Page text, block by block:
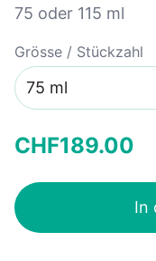
75 oder 115 ml
Grösse / Stückzahl
CHF189.00
In